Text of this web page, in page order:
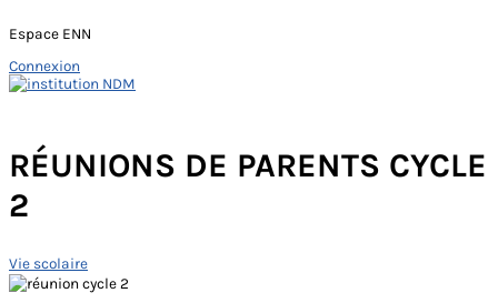
Espace ENN
Connexion
Skip
RÉUNIONS DE PARENTS CYCLE
2
Vie scolaire